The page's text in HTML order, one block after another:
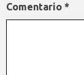
Comentario *